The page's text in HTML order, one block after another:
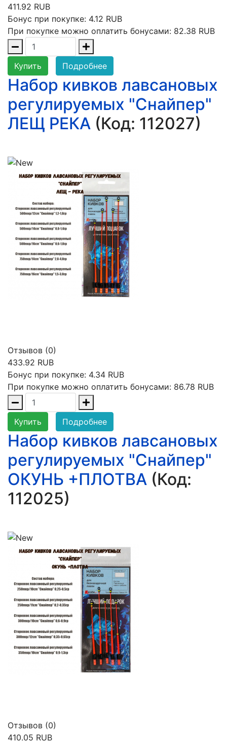
411.92 RUB
Бонус при покупке: 4.12 RUB
При покупке можно оплатить бонусами: 82.38 RUB
Купить Подробнее
Набор кивков лавсановых
регулируемых "Снайпер"
ЛЕЩ РЕКА (Код: 112027)
Отзывов (0)
433.92 RUB
Бонус при покупке: 4.34 RUB
При покупке можно оплатить бонусами: 86.78 RUB
Купить Подробнее
Набор кивков лавсановых
регулируемых "Снайпер"
ОКУНЬ +ПЛОТВА (Код:
112025)
Отзывов (0)
410.05 RUB